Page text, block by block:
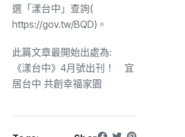
選「漾台中」查詢(
https://gov.tw/BQD)。
此篇文章最開始出處為:
《漾台中》4月號出刊！ 宜
居台中 共創幸福家園